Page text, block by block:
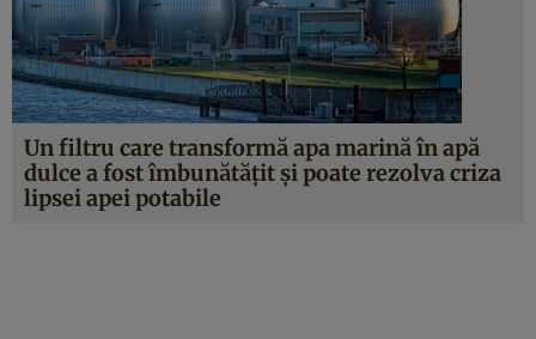
Un filtru care transformă apa marină în apă
dulce a fost îmbunătăţit şi poate rezolva criza
lipsei apei potabile